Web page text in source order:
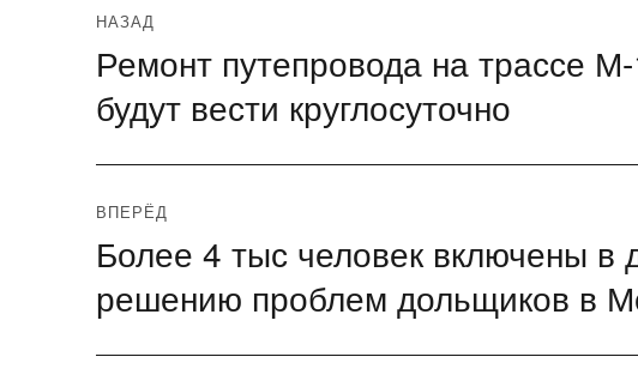
Навигация
по
записям
НАЗАД
Предыдущая
запись:
Ремонт путепровода на трассе
будут вести круглосуточно
ВПЕРЁД
Следующая
Более 4 тыс человек включены в
решению проблем дольщиков в